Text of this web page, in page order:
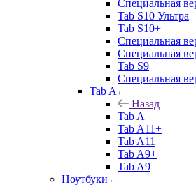
Специальная
Tab S10 Ультра
Tab S10+
Специальная
Специальная
Tab S9
Специальная
Tab A
Назад
Tab A
Tab A11+
Tab A11
Tab A9+
Tab A9
Ноутбуки